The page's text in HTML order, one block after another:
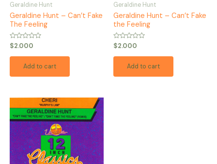
Geraldine Hunt
Geraldine Hunt – Can’t Fake
The Feeling
Rated
0
out
$2.000
Add to cart
Geraldine Hunt
Geraldine Hunt – Can’t Fake
the Feeling
Rated
0
out
$2.000
Add to cart